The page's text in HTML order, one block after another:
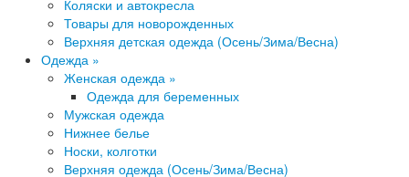
Коляски и автокресла
Товары для новорожденных
Верхняя детская одежда (Осень/Зима/Весна)
Одежда »
Женская одежда »
Одежда для беременных
Мужская одежда
Ниж​нее белье
Носки, колготки
Верхняя одежда (Осень/Зима/Весна)